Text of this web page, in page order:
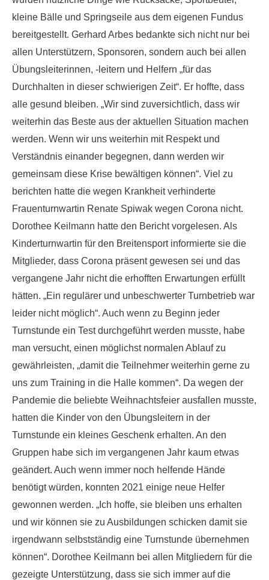
kleine Bälle und Springseile aus dem eigenen Fundus
bereitgestellt. Gerhard Arbes bedankte sich nicht nur bei
allen Unterstützern, Sponsoren, sondern auch bei allen
Übungsleiterinnen, -leitern und Helfern „für das
Durchhalten in dieser schwierigen Zeit“. Er hoffte, dass
alle gesund bleiben. „Wir sind zuversichtlich, dass wir
weiterhin das Beste aus der aktuellen Situation machen
werden. Wenn wir uns weiterhin mit Respekt und
Verständnis einander begegnen, dann werden wir
gemeinsam diese Krise bewältigen können“. Viel zu
berichten hatte die wegen Krankheit verhinderte
Frauenturnwartin Renate Spiwak wegen Corona nicht.
Dorothee Keilmann hatte den Bericht vorgelesen. Als
Kinderturnwartin für den Breitensport informierte sie die
Mitglieder, dass Corona präsent gewesen sei und das
vergangene Jahr nicht die erhofften Erwartungen erfüllt
hätten. „Ein regulärer und unbeschwerter Turnbetrieb war
leider nicht möglich“. Auch wenn zu Beginn jeder
Turnstunde ein Test durchgeführt werden musste, habe
man versucht, einen möglichst normalen Ablauf zu
gewährleisten, „damit die Teilnehmer weiterhin gerne zu
uns zum Training in die Halle kommen“. Da wegen der
Pandemie die beliebte Weihnachtsfeier ausfallen musste,
hatten die Kinder von den Übungsleitern in der
Turnstunde ein kleines Geschenk erhalten. An den
Gruppen habe sich im vergangenen Jahr kaum etwas
geändert. Auch wenn immer noch helfende Hände
benötigt würden, konnten 2021 einige neue Helfer
gewonnen werden. „Ich hoffe, sie bleiben uns erhalten
und wir können sie zu Ausbildungen schicken damit sie
irgendwann selbstständig eine Turnstunde übernehmen
können“. Dorothee Keilmann bei allen Mitgliedern für die
gezeigte Unterstützung, dass sie sich immer auf die